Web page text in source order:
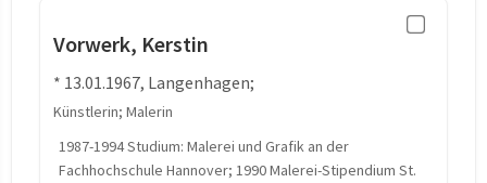
Vorwerk, Kerstin
* 13.01.1967, Langenhagen;
Künstlerin; Malerin
1987-1994 Studium: Malerei und Grafik an der
Fachhochschule Hannover; 1990 Malerei-Stipendium St.